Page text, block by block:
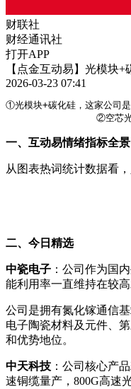
财联社
财经通讯社
打开APP
【点金互动易】光模块
2026-03-23 07:41
①光模块+碳化硅，这家公司
②空芯光纤
一、互动易情绪指标全景
从图表热词统计数据看
二、今日精选
中瓷电子 ：公司作为国
能利用率一直维持在较
公司是拥有氮化镓通信
电子陶瓷材料及元件、
和优势地位。
中天科技 ：公司核心产
速铜缆量产，800G高速